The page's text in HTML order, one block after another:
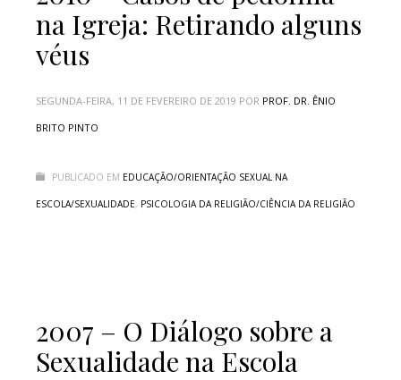
na Igreja: Retirando alguns
véus
SEGUNDA-FEIRA, 11 DE FEVEREIRO DE 2019 POR PROF. DR. ÊNIO
BRITO PINTO
PUBLICADO EM EDUCAÇÃO/ORIENTAÇÃO SEXUAL NA
ESCOLA/SEXUALIDADE, PSICOLOGIA DA RELIGIÃO/CIÊNCIA DA RELIGIÃO
2007 – O Diálogo sobre a
Sexualidade na Escola